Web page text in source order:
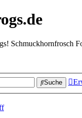
Schmuckhornfrosch
Suche